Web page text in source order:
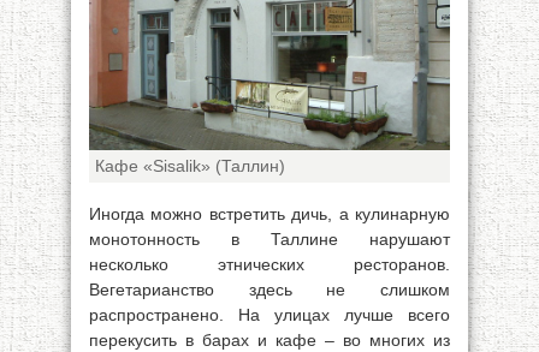
Кафе «Sisalik» (Таллин)
Иногда можно встретить дичь, а кулинарную
монотонность в Таллине нарушают
несколько этнических ресторанов.
Вегетарианство здесь не слишком
распространено. На улицах лучше всего
перекусить в барах и кафе – во многих из